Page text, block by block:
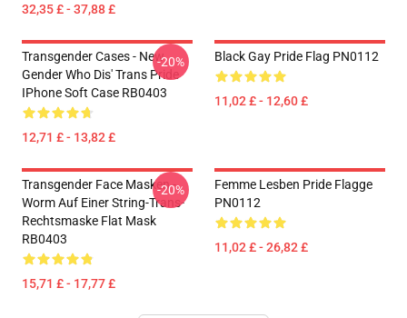
32,35 £ - 37,88 £
Transgender Cases - New
Gender Who Dis' Trans Pride
IPhone Soft Case RB0403
12,71 £ - 13,82 £
-20% Black Gay Pride Flag PN0112
11,02 £ - 12,60 £
Transgender Face Masken -
Worm Auf Einer String-Trans-
Rechtsmaske Flat Mask
RB0403
15,71 £ - 17,77 £
-20%
Femme Lesben Pride Flagge
PN0112
11,02 £ - 26,82 £